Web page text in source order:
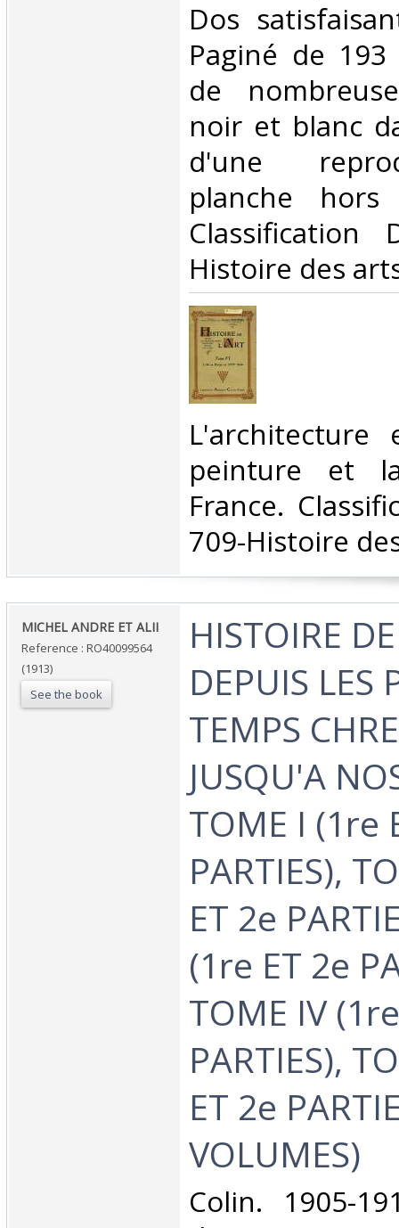
Dos
Paginé de
de
noir et blanc
d'une
planche
Classification
Histoire des
‎L'architecture
peinture et
France.
709-Histoire
‎MICHEL ANDRE ET ALII‎
Reference : RO40099564
(1913)
See the book
‎HISTOIRE
DEPUIS LES
TEMPS
JUSQU'A
TOME I (1re
PARTIES),
ET 2e
(1re ET 2e
TOME IV
PARTIES),
ET 2e
VOLUMES)‎
‎Colin. 1905-